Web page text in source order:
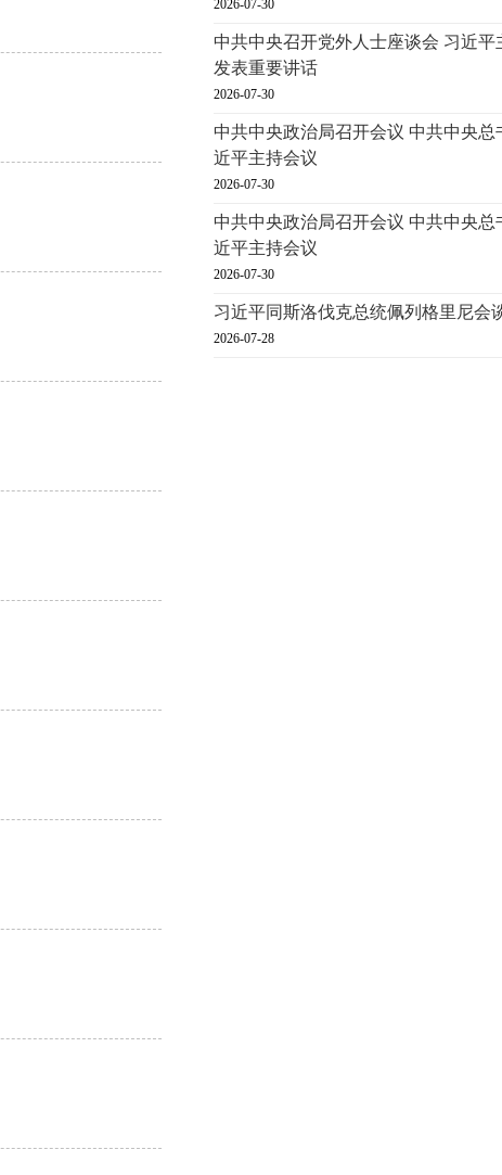
2026-07-30
中共中央召开党外人士座谈会 习近平
发表重要讲话
2026-07-30
中共中央政治局召开会议 中共中央总
近平主持会议
2026-07-30
中共中央政治局召开会议 中共中央总
近平主持会议
2026-07-30
习近平同斯洛伐克总统佩列格里尼会
2026-07-28